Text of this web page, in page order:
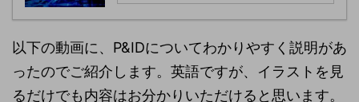
以下の動画に、P&IDについてわかりやすく説明があ
ったのでご紹介します。英語ですが、イラストを見
るだけでも内容はお分かりいただけると思います。